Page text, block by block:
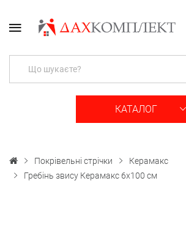
КАТАЛОГ
Покрівельні стрічки
Керамакс
Гребінь звису Керамакс 6x100 cм